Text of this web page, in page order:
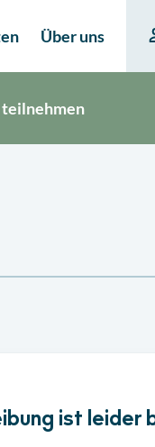
Über uns
teilnehmen
ist leider